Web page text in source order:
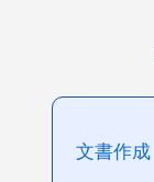
文書作成